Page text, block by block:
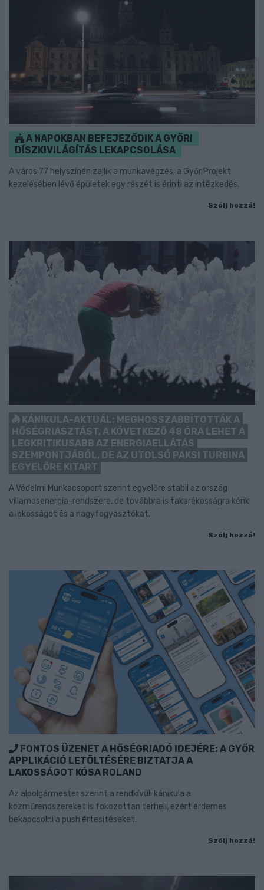
A NAPOKBAN BEFEJEZŐDIK A GYŐRI
DÍSZKIVILÁGÍTÁS LEKAPCSOLÁSA
A város 77 helyszínén zajlik a munkavégzés, a Győr Projekt
kezelésében lévő épületek egy részét is érinti az intézkedés.
Szólj hozzá!
KÁNIKULA-AKTUÁL: MEGHOSSZABBÍTOTTÁK A
HŐSÉGRIASZTÁST, A KÖVETKEZŐ 48 ÓRA LEHET A
LEGKRITIKUSABB AZ ENERGIAELLÁTÁS
SZEMPONTJÁBÓL, DE AZ UTOLSÓ PAKSI TURBINA
EGYELŐRE KITART
A Védelmi Munkacsoport szerint egyelőre stabil az ország
villamosenergia-rendszere, de továbbra is takarékosságra kérik
a lakosságot és a nagyfogyasztókat.
Szólj hozzá!
FONTOS ÜZENET A HŐSÉGRIADÓ IDEJÉRE: A GYŐR
APPLIKÁCIÓ LETÖLTÉSÉRE BIZTATJA A
LAKOSSÁGOT KÓSA ROLAND
Az alpolgármester szerint a rendkívüli kánikula a
közműrendszereket is fokozottan terheli, ezért érdemes
bekapcsolni a push értesítéseket.
Szólj hozzá!